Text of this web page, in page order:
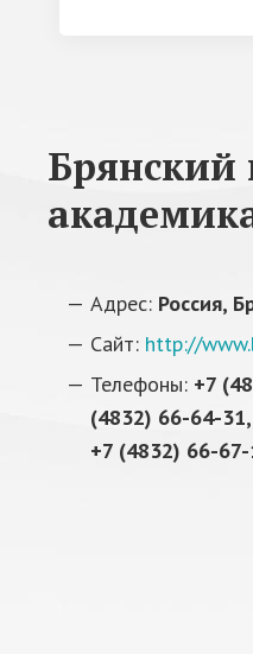
Брянский
Адрес: Россия,
Сайт: http://
Телефоны: +7
(4832) 66-64-
+7 (4832) 66-